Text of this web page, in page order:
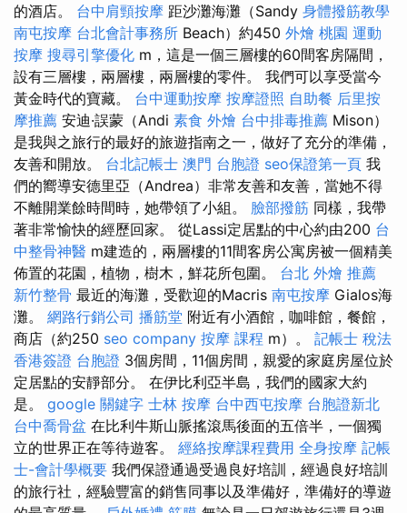
的酒店。 台中肩頸按摩 距沙灘海灘（Sandy 身體撥筋教學
南屯按摩 台北會計事務所 Beach）約450 外燴 桃園 運動
按摩 搜尋引擎優化 m，這是一個三層樓的60間客房隔間，
設有三層樓，兩層樓，兩層樓的零件。 我們可以享受當今
黃金時代的寶藏。 台中運動按摩 按摩證照 自助餐 后里按
摩推薦 安迪·誤蒙（Andi 素食 外燴 台中排毒推薦 Mison）
是我與之旅行的最好的旅遊指南之一，做好了充分的準備，
友善和開放。 台北記帳士 澳門 台胞證 seo保證第一頁 我
們的嚮導安德里亞（Andrea）非常友善和友善，當她不得
不離開業餘時間時，她帶領了小組。 臉部撥筋 同樣，我帶
著非常愉快的經歷回家。 從Lassi定居點的中心約由200 台
中整骨神醫 m建造的，兩層樓的11間客房公寓房被一個精美
佈置的花園，植物，樹木，鮮花所包圍。 台北 外燴 推薦
新竹整骨 最近的海灘，受歡迎的Macris 南屯按摩 Gialos海
灘。 網路行銷公司 播筋堂 附近有小酒館，咖啡館，餐館，
商店（約250 seo company 按摩 課程 m）。 記帳士 稅法
香港簽證 台胞證 3個房間，11個房間，親愛的家庭房屋位於
定居點的安靜部分。 在伊比利亞半島，我們的國家大約
是。 google 關鍵字 士林 按摩 台中西屯按摩 台胞證新北
台中喬骨盆 在比利牛斯山脈搖滾馬後面的五倍半，一個獨
立的世界正在等待遊客。 經絡按摩課程費用 全身按摩 記帳
士-會計學概要 我們保證通過受過良好培訓，經過良好培訓
的旅行社，經驗豐富的銷售同事以及準備好，準備好的導遊